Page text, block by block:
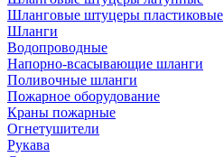
Шланговые штуцеры пластиковые
Шланги
Водопроводные
Напорно-всасывающие шланги
Поливочные шланги
Пожарное оборудование
Краны пожарные
Огнетушители
Рукава